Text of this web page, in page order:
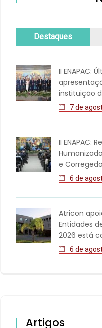
Destaques
II ENAPAC:
instituição
7 de
II ENAPAC:
e
6 de
Atricon
Entidades
2026 está
6 de
Artigos